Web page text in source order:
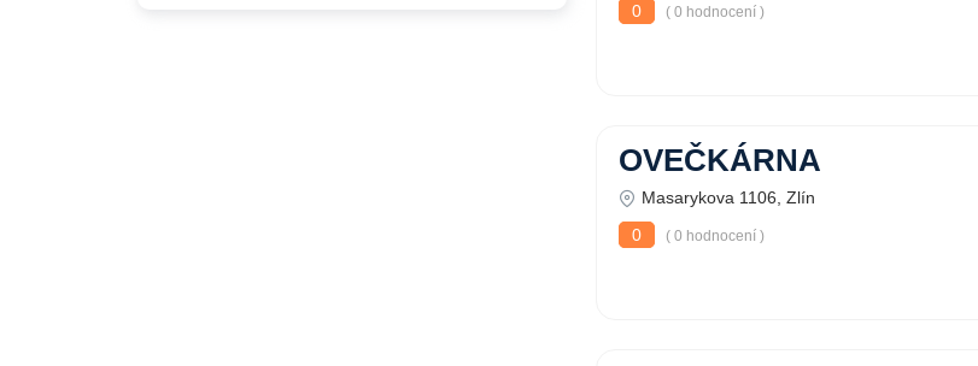
0
( 0 hodnocení )
OVEČKÁRNA
Masarykova 1106, Zlín
0
( 0 hodnocení )